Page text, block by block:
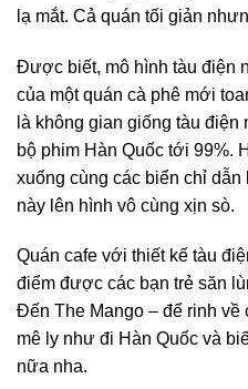
lạ mắt. Cả quán tối giản
Được biết, mô hình tàu điện
của một quán cà phê mới
là không gian giống tàu
bộ phim Hàn Quốc tới 99%.
xuống cùng các biển chỉ
này lên hình vô cùng xịn sò.
Quán cafe với thiết kế tàu
điểm được các bạn trẻ săn
Đến The Mango – để rinh về
mê ly như đi Hàn Quốc và
nữa nha.